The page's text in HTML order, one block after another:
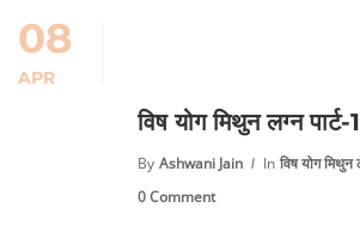
08
APR
विष योग मिथुन लग्न पार्ट-
By Ashwani Jain In विष योग मिथुन
0 Comment